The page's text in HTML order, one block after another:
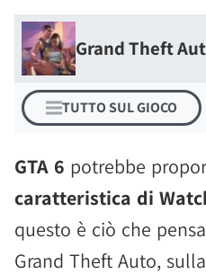
Grand Theft
TUTTO SUL GIOCO
GTA 6 potrebbe
caratteristica di
questo è ciò che
Grand Theft Auto,